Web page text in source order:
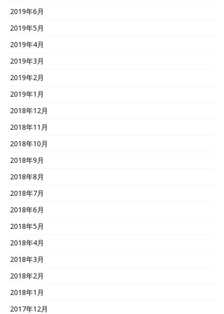
2019年6月
2019年5月
2019年4月
2019年3月
2019年2月
2019年1月
2018年12月
2018年11月
2018年10月
2018年9月
2018年8月
2018年7月
2018年6月
2018年5月
2018年4月
2018年3月
2018年2月
2018年1月
2017年12月